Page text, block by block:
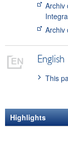
Archiv
Archiv
English
This
Highlights